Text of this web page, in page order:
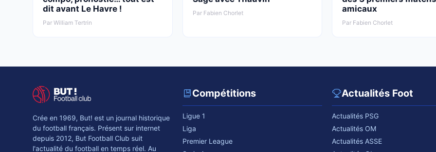
dit avant Le Havre !
Par William Tertrin
Par Fabien Chorlet
amicaux
Par Fabien Chorlet
Crée en 1969, But! est un journal historique
du football français. Présent sur internet
depuis 2012, But Football Club suit
l'actualité du football en temps réel. Au
Compétitions
Ligue 1
Liga
Premier League
Actualités Foot
Actualités PSG
Actualités OM
Actualités ASSE